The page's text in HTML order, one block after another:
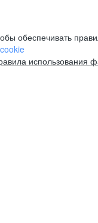
обеспечивать
использования